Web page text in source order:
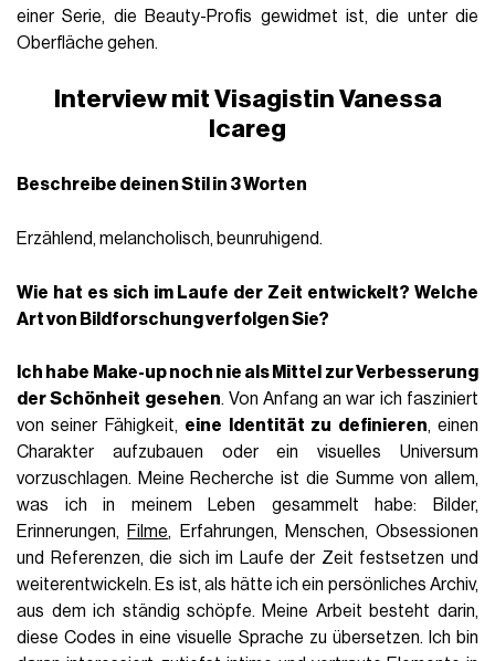
einer Serie, die Beauty-Profis gewidmet ist, die unter die
Oberfläche gehen.
Interview mit Visagistin Vanessa
Icareg
Beschreibe deinen Stil in 3 Worten
Erzählend, melancholisch, beunruhigend.
Wie hat es sich im Laufe der Zeit entwickelt? Welche
Art von Bildforschung verfolgen Sie?
Ich habe Make-up noch nie als Mittel zur Verbesserung
der Schönheit gesehen. Von Anfang an war ich fasziniert
von seiner Fähigkeit, eine Identität zu definieren, einen
Charakter aufzubauen oder ein visuelles Universum
vorzuschlagen. Meine Recherche ist die Summe von allem,
was ich in meinem Leben gesammelt habe: Bilder,
Erinnerungen,
Filme, Erfahrungen, Menschen, Obsessionen
und Referenzen, die sich im Laufe der Zeit festsetzen und
weiterentwickeln. Es ist, als hätte ich ein persönliches Archiv,
aus dem ich ständig schöpfe. Meine Arbeit besteht darin,
diese Codes in eine visuelle Sprache zu übersetzen. Ich bin